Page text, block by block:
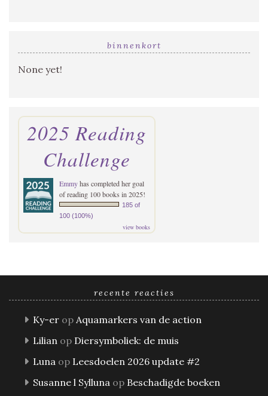
binnenkort
None yet!
2025 Reading
Challenge
Emmyhas completed her goal
of reading 100 books in 2025!
185 of
100 (100%)
view books
recente reacties
Ky-er op Aquamarkers van de action
Lilian op Diersymboliek: de muis
Luna op Leesdoelen 2026 update #2
Susanne l Sylluna op Beschadigde boeken